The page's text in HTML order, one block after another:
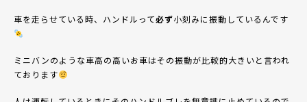
車を走らせている時、ハンドルって必ず小刻みに振動しているんです
ミニバンのような車高の高いお車はその振動が比較的大きいと言われ
ております